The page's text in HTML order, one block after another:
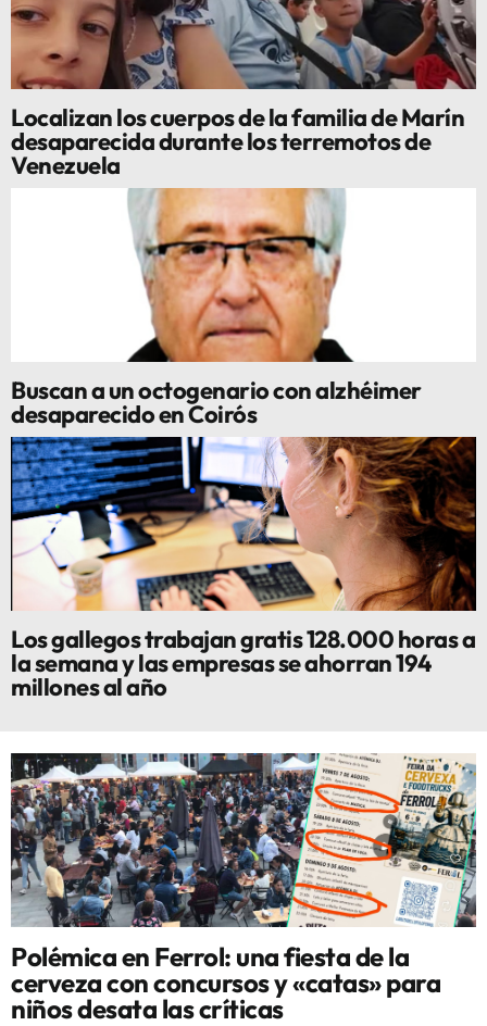
Localizan los cuerpos de la familia de Marín
desaparecida durante los terremotos de
Venezuela
Buscan a un octogenario con alzhéimer
desaparecido en Coirós
Los gallegos trabajan gratis 128.000 horas a
la semana y las empresas se ahorran 194
millones al año
Polémica en Ferrol: una fiesta de la
cerveza con concursos y «catas» para
niños desata las críticas